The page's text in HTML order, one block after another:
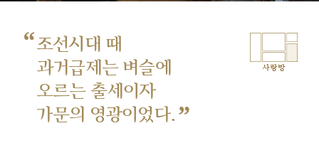
“조선시대 때
과거급제는 벼슬에
오르는 출세이자
가문의 영광이었다. ”
사랑방